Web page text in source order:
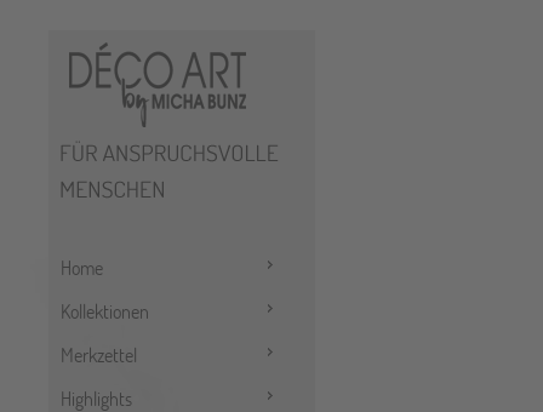
Home
Kollektionen
Merkzettel
Highlights